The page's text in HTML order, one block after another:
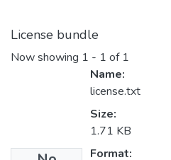
License bundle
Now showing 1 - 1 of 1
Name:
license.txt
Size:
1.71 KB
Format: